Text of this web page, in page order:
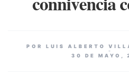
POR LUIS ALBERTO
30 DE MAYO,